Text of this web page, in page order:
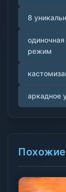
8
режим
аркадное